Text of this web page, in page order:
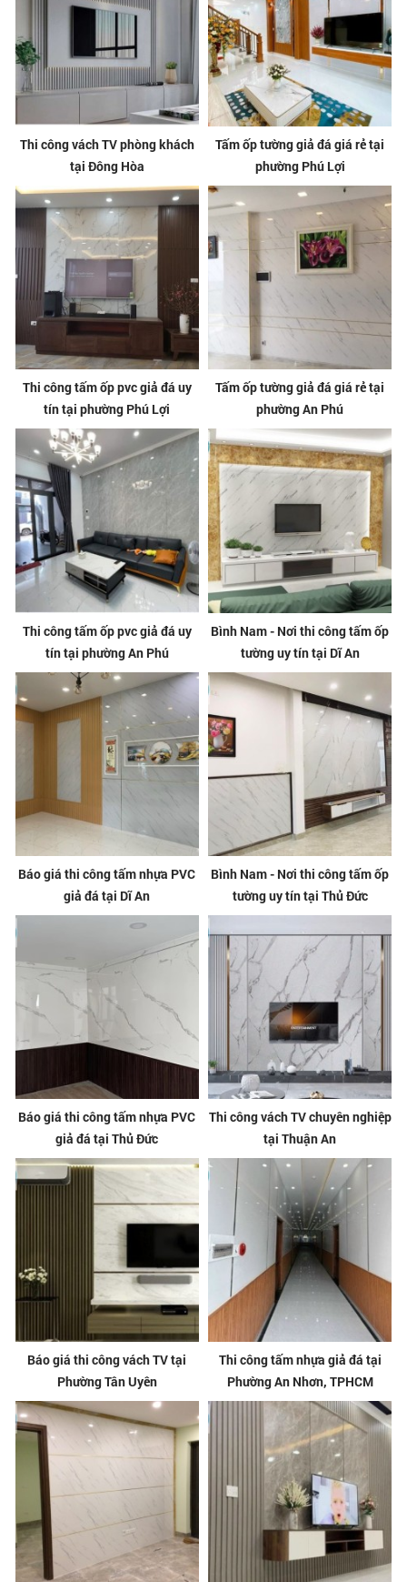
Thi công vách TV phòng khách
tại Đông Hòa
Tấm ốp tường giả đá giá rẻ tại
phường Phú Lợi
Thi công tấm ốp pvc giả đá uy
tín tại phường Phú Lợi
Tấm ốp tường giả đá giá rẻ tại
phường An Phú
Thi công tấm ốp pvc giả đá uy
tín tại phường An Phú
Bình Nam - Nơi thi công tấm ốp
tường uy tín tại Dĩ An
Báo giá thi công tấm nhựa PVC
giả đá tại Dĩ An
Bình Nam - Nơi thi công tấm ốp
tường uy tín tại Thủ Đức
Báo giá thi công tấm nhựa PVC
giả đá tại Thủ Đức
Thi công vách TV chuyên nghiệp
tại Thuận An
Báo giá thi công vách TV tại
Phường Tân Uyên
Thi công tấm nhựa giả đá tại
Phường An Nhơn, TPHCM